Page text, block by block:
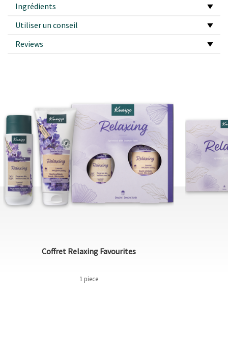
Ingrédients
Utiliser un conseil
Reviews
Coffret Relaxing Favourites
1 piece